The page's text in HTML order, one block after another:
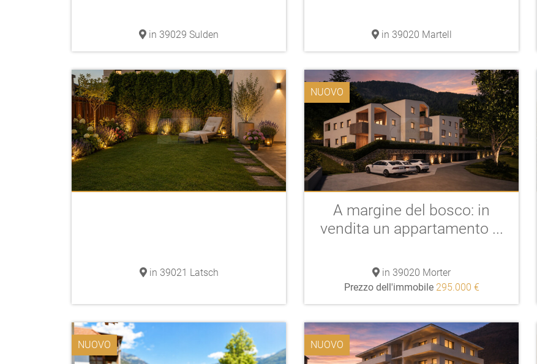
in 39029 Sulden in 39020 Martell
in 39021 Latsch
NUOVO
A margine del bosco: in
vendita un appartamento ...
in 39020 Morter
Prezzo dell'immobile 295.000 €
NUOVO NUOVO